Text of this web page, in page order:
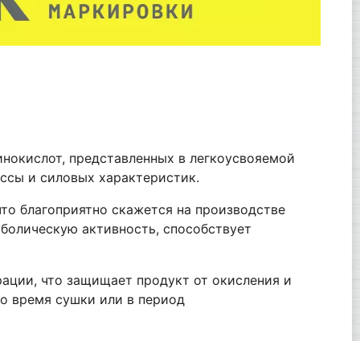
представленных в легкоусвояемой
и силовых характеристик.
благоприятно скажется на производстве
активность, способствует
что защищает продукт от окисления и
время сушки или в период